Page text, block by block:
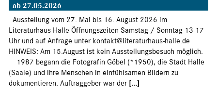
ab 27.05.2026
Ausstellung vom 27. Mai bis 16. August 2026 im
Literaturhaus Halle Öffnungszeiten Samstag / Sonntag 13-17
Uhr und auf Anfrage unter kontakt@literaturhaus-halle.de
HINWEIS: Am 15.August ist kein Ausstellungsbesuch möglich.
1987 begann die Fotografin Göbel (*1950), die Stadt Halle
(Saale) und ihre Menschen in einfühlsamen Bildern zu
dokumentieren. Auftraggeber war der [...]